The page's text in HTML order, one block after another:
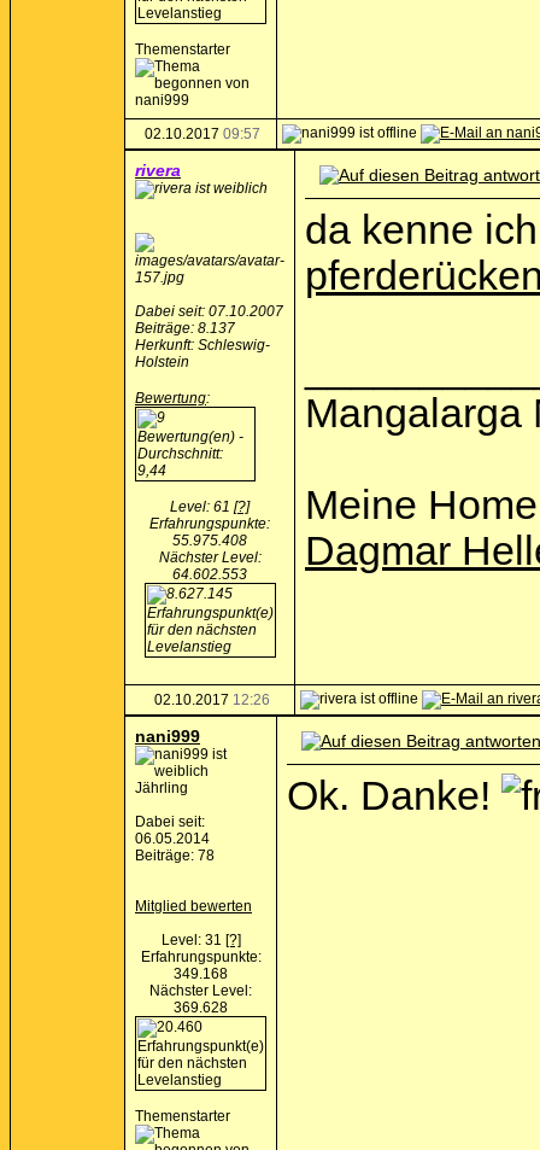
Themenstarter
02.10.2017 09:57
rivera
Dabei seit: 07.10.2007
Beiträge: 8.137
Herkunft: Schleswig-
Holstein
Bewertung:
Level: 61 [?]
Erfahrungspunkte:
55.975.408
Nächster Level:
64.602.553
da kenne
Mangalarga
Meine
Dagmar
02.10.2017 12:26
nani999
Jährling
Dabei seit:
06.05.2014
Beiträge: 78
Mitglied bewerten
Level: 31 [?]
Erfahrungspunkte:
349.168
Nächster Level:
369.628
Themenstarter
Ok. Danke!